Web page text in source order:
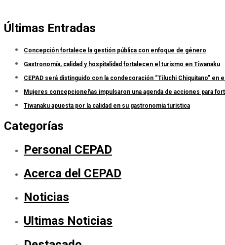
Últimas Entradas
Concepción fortalece la gestión pública con enfoque de género
Gastronomía, calidad y hospitalidad fortalecen el turismo en Tiwanaku
CEPAD será distinguido con la condecoración “Tiluchi Chiquitano” en
Mujeres concepcioneñas impulsaron una agenda de acciones para
Tiwanaku apuesta por la calidad en su gastronomía turística
Categorías
Personal CEPAD
Acerca del CEPAD
Noticias
Ultimas Noticias